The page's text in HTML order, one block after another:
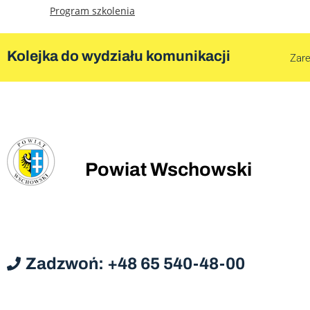
Program szkolenia
Kolejka do wydziału komunikacji
Powiat Wschowski
Zadzwoń: +48 65 540-48-00